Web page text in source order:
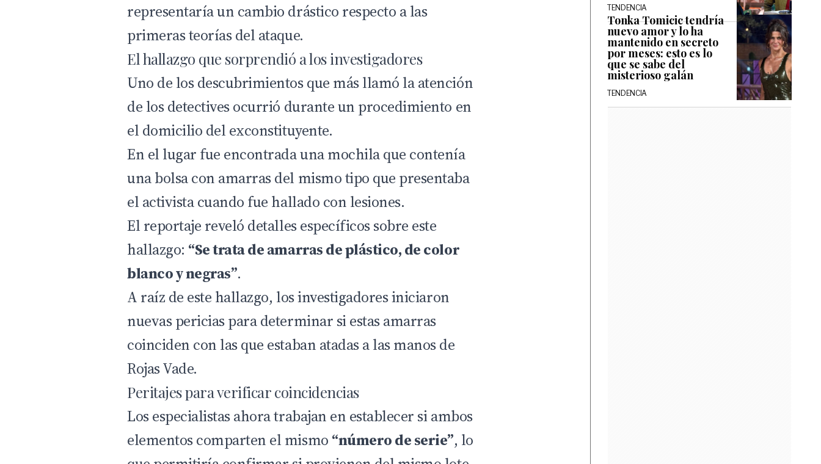
representaría un cambio drástico respecto a las
primeras teorías del ataque.
El hallazgo que sorprendió a los investigadores
Uno de los descubrimientos que más llamó la atención
de los detectives ocurrió durante un procedimiento en
el domicilio del exconstituyente.
En el lugar fue encontrada una mochila que contenía
una bolsa con amarras del mismo tipo que presentaba
el activista cuando fue hallado con lesiones.
El reportaje reveló detalles específicos sobre este
hallazgo: “Se trata de amarras de plástico, de color
blanco y negras”.
A raíz de este hallazgo, los investigadores iniciaron
nuevas pericias para determinar si estas amarras
coinciden con las que estaban atadas a las manos de
Rojas Vade.
Peritajes para verificar coincidencias
Los especialistas ahora trabajan en establecer si ambos
elementos comparten el mismo “número de serie”, lo
TENDENCIA
Tonka Tomicic tendría
nuevo amor y lo ha
mantenido en secreto
por meses: esto es lo
que se sabe del
misterioso galán
TENDENCIA